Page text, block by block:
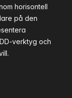
horisontell
på den
verktyg och